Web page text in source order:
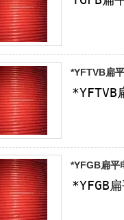
*YFTVB扁
*YFGB扁平